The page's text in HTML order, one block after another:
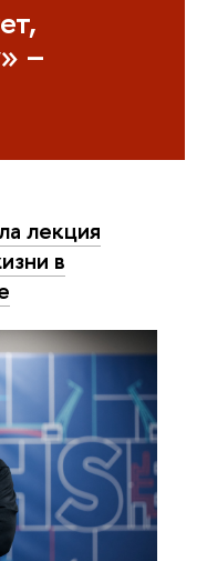
–
лекция
в